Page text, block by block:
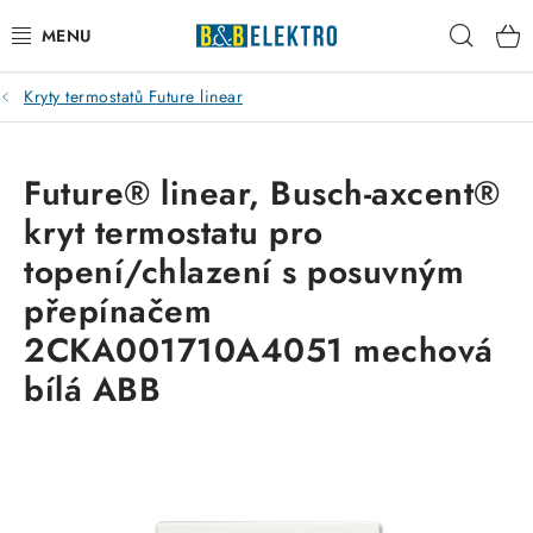
na
obsah
Reklamace / Vrácení zboží
Kontakty
VYTÁPĚNÍ
VYPÍNAČE
Kryty termostatů Future linear
Future® linear, Busch-axcent®
kryt termostatu pro
topení/chlazení s posuvným
přepínačem
2CKA001710A4051 mechová
bílá ABB